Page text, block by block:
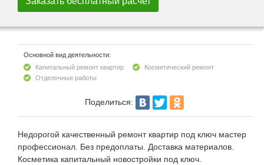
Основной вид деятельности:
Капитальный ремонт квартир
Косметический ремонт
Отделочные работы
Поделиться:
Недорогой качественный ремонт квартир под ключ мастер
профессионал. Без предоплаты. Доставка материалов.
Косметика капитальный новостройки под ключ.